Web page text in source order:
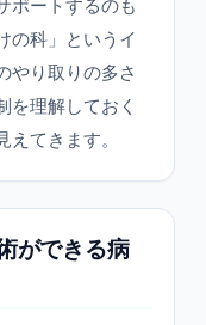
ポートするのも
の科」というイ
やり取りの多さ
を理解しておく
てきます。
ができる病